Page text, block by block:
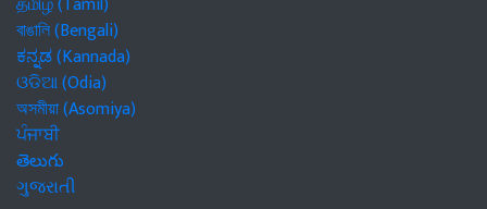
বাঙালি (Bengali)
ಕನ್ನಡ (Kannada)
ଓଡିଆ (Odia)
অসমীয়া (Asomiya)
ਪੰਜਾਬੀ
తెలుగు
ગુજરાતી